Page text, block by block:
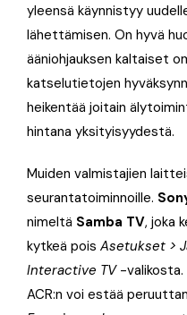
yleensä käynnistyy
lähettämisen. On hyvä
ääniohjauksen kaltaiset
katselutietojen
heikentää joitain
hintana yksityisyydestä.
Muiden valmistajien
seurantatoiminnoille.
nimeltä Samba TV, joka
kytkeä pois Asetukset >
Interactive TV-valikosta.
ACR:n voi estää